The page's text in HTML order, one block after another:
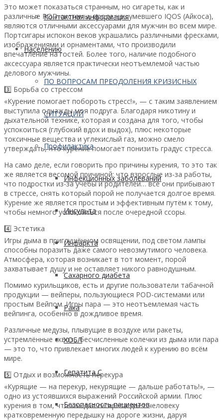
Контактная информация
Населению
ПО ВОПРОСАМ ПРЕОДОЛЕНИЯ КРИЗИСНЫХ
СИТУАЦИЙ
Профилактика
Инфекционных заболеваний
Инсульта
Инфаркта
Сахарного диабета
Рака
ХОБЛ
Гепатита С
Безопасность пациентов
Это может показаться странным, но сигареты, как и
различные POD-системы, вроде нашумевшего IQOS (Айкоса),
являются отличными аксессуарами для мужчин во всем мире.
Портсигары испокон веков украшались различными фресками,
изображениями и орнаментами, что производили
впечатление на гостей. Более того, наличие подобного
аксессуара является практически неотъемлемой частью
делового мужчины.
3️⃣ Борьба со стрессом
«Курение помогает побороть стресс!», — с таким заявлением
выступила однажды моя подруга. Благодаря никотину и
дыхательной технике, которая и создана для того, чтобы
успокоиться (глубокий вдох и выдох), плюс некоторые
токсичные вещества и углекислый газ, можно смело
утверждать, что курение помогает понизить градус стресса.
На само деле, если говорить про причины курения, то это так
же является весомой причиной: что взрослые из-за работы,
что подростки из-за учёбы и родителей… все они прибывают
в стрессе, снять который порой не получается долгое время.
Курение же является простым и эффективным путём к тому,
чтобы немного успокоиться после очередной ссоры.
4️⃣ Эстетика
Игры дыма в приглушённом освящении, под светом лампы
способны поразить даже самого невозмутимого человека.
Атмосфера, которая возникает в тот момент, порой
захватывает душу и не оставляет никого равнодушным.
Помимо курильщиков, есть и другие пользователи табачной
продукции — вейперы, пользующиеся POD-системами или
простым Вейпом. Игры пара — это неотъемлемая часть
вейпинга, особенно в дождливое время.
Различные медузы, плывущие в воздухе или ракеты,
устремлённые сквозь бесчисленные колечки из дыма или пара
— это то, что привлекает многих людей к курению во всём
мире.
5️⃣ Отдых и возможность перекура
«Курящие — на перекур, некурящие — дальше работать!», —
одно из устоявшихся выражений Российской армии. Плюс
курения в том, что каждая сигарета даёт человеку
кратковременную передышку на дороге жизни, даруя